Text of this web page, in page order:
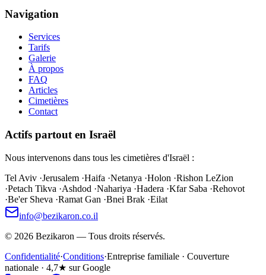
Navigation
Services
Tarifs
Galerie
À propos
FAQ
Articles
Cimetières
Contact
Actifs partout en Israël
Nous intervenons dans tous les cimetières d'Israël :
Tel Aviv ·Jerusalem ·Haifa ·Netanya ·Holon ·Rishon LeZion
·Petach Tikva ·Ashdod ·Nahariya ·Hadera ·Kfar Saba ·Rehovot
·Be'er Sheva ·Ramat Gan ·Bnei Brak ·Eilat
info@bezikaron.co.il
© 2026 Bezikaron — Tous droits réservés.
Confidentialité·Conditions·Entreprise familiale · Couverture
nationale · 4,7★ sur Google